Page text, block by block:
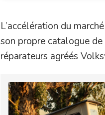
L’accélération du
son propre catalogue
réparateurs agréés